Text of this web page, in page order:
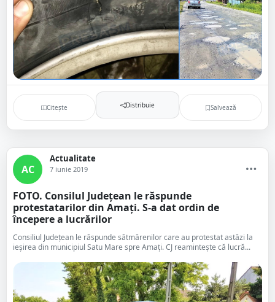
Citește Distribuie Salvează
AC
Actualitate
7 iunie 2019
FOTO. Consilul Județean le răspunde
protestatarilor din Amați. S-a dat ordin de
începere a lucrărilor
Consiliul Județean le răspunde sătmărenilor care au protestat astăzi la
ieșirea din municipiul Satu Mare spre Amați. CJ reamintește că lucră...